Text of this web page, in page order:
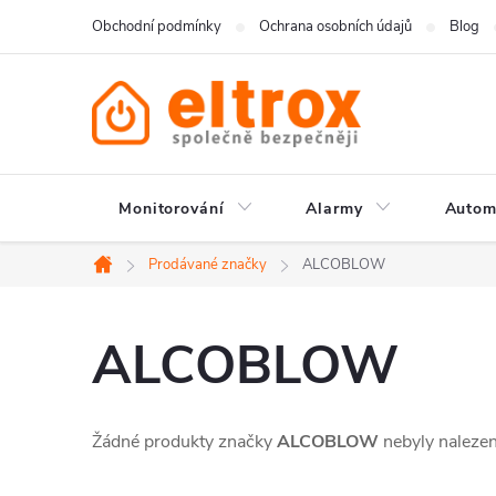
Obchodní podmínky Ochrana osobních údajů Blog
Monitorování Alarmy
Domů
Prodávané značky ALCOBLOW
ALCOBLOW
Žádné produkty značkyALCOBLOW nebyly